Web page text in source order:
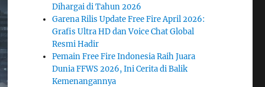
Dihargai di Tahun 2026
Garena Rilis Update Free Fire April 2026:
Grafis Ultra HD dan Voice Chat Global
Resmi Hadir
Pemain Free Fire Indonesia Raih Juara
Dunia FFWS 2026, Ini Cerita di Balik
Kemenangannya